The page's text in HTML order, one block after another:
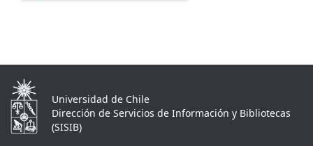
Universidad de Chile
Dirección de Servicios de Información y Bibliotecas
(SISIB)